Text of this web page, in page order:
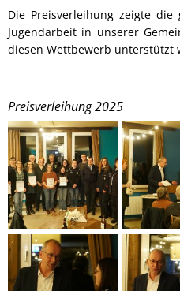
Die Preisverleihung zeigte
Jugendarbeit in unserer
diesen Wettbewerb unterstützt
Preisverleihung 2025